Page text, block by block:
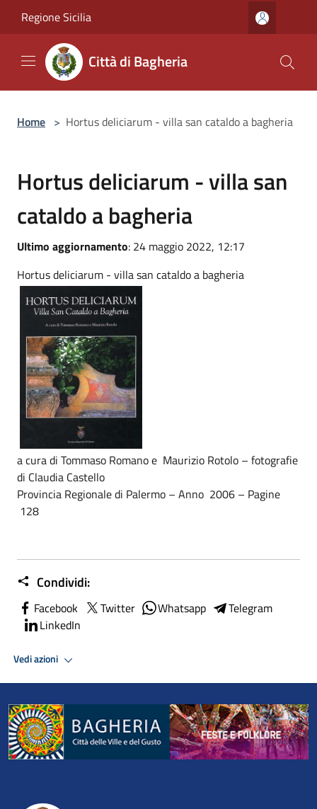
Regione Sicilia
Città di Bagheria
Home > Hortus deliciarum - villa san cataldo a bagheria
Hortus deliciarum - villa san
cataldo a bagheria
Ultimo aggiornamento: 24 maggio 2022, 12:17
Hortus deliciarum - villa san cataldo a bagheria
a cura di Tommaso Romano e Maurizio Rotolo – fotografie
di Claudia Castello
Provincia Regionale di Palermo – Anno 2006 – Pagine
128
Condividi:
Facebook Twitter Whatsapp
Telegram
LinkedIn
Vedi azioni